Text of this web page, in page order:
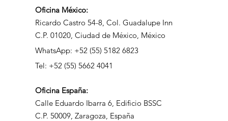
Oficina México:
Ricardo Castro 54-8, Col. Guadalupe Inn
C.P. 01020, Ciudad de México, México
Tel: +52 (55) 5662 4041
WhatsApp: +52 (55) 5182 6823
OficinaEspaña:
Calle Eduardo Ibarra 6, Edificio BSSC
C.P. 50009, Zaragoza, España